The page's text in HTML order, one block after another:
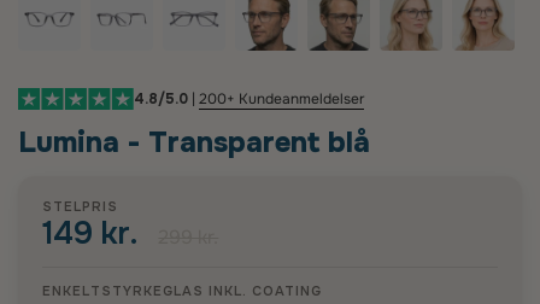
4.8/5.0 | 200+ Kundeanmeldelser
Lumina - Transparent blå
STELPRIS
149 kr.
ENKELTSTYRKEGLAS INKL. COATING